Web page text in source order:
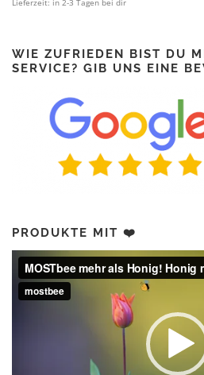
Lieferzeit: in 2-3 Tagen bei dir
WIE ZUFRIEDEN BIST DU
SERVICE? GIB UNS EINE
PRODUKTE MIT ❤️
Video-
Player